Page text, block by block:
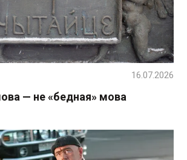
— не «бедная» мова
16.07.2026